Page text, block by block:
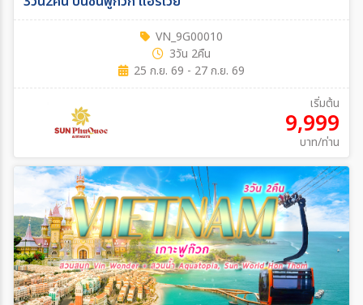
VN_9G00010
3วัน 2คืน
25 ก.ย. 69 - 27 ก.ย. 69
เริ่มต้น
9,999
บาท/ท่าน